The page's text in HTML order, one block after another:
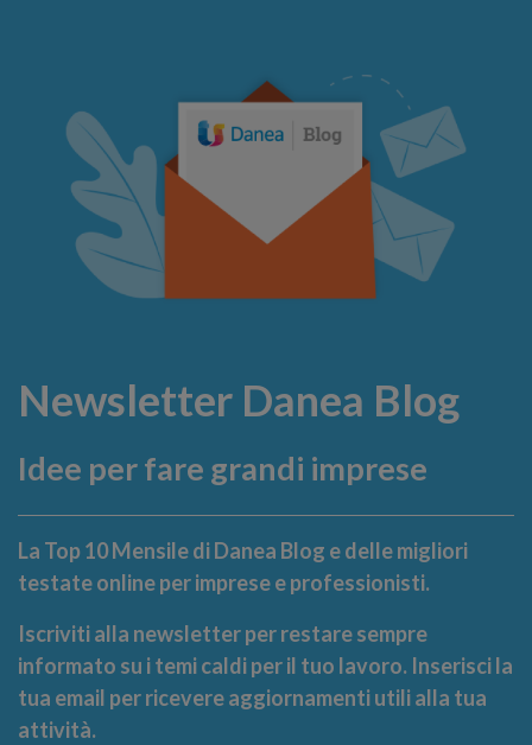
Newsletter Danea Blog
Idee per fare grandi imprese
La Top 10 Mensile di Danea Blog e delle migliori
testate online per imprese e professionisti.
Iscriviti alla newsletter per restare sempre
informato su i temi caldi per il tuo lavoro. Inserisci la
tua email per ricevere aggiornamenti utili alla tua
attività.